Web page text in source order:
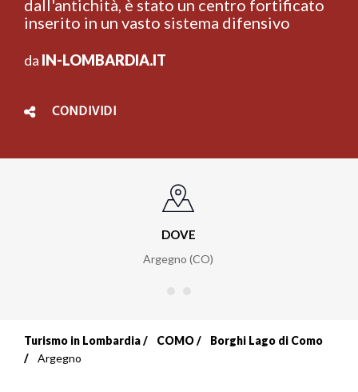
dall'antichità, è stato un centro fortificato
inserito in un vasto sistema difensivo
da IN-LOMBARDIA.IT
CONDIVIDI
DOVE
Argegno (CO)
Briciole
Turismo in Lombardia COMO
Borghi Lago di Como
Argegno